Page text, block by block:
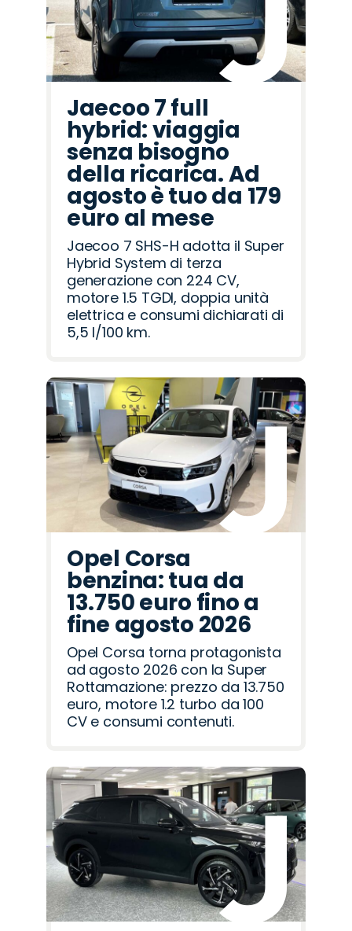
Jaecoo 7 full
hybrid: viaggia
senza bisogno
della ricarica. Ad
agosto è tuo da 179
euro al mese
Jaecoo 7 SHS-H adotta il Super
Hybrid System di terza
generazione con 224 CV,
motore 1.5 TGDI, doppia unità
elettrica e consumi dichiarati di
5,5 l/100 km.
Opel Corsa
benzina: tua da
13.750 euro fino a
fine agosto 2026
Opel Corsa torna protagonista
ad agosto 2026 con la Super
Rottamazione: prezzo da 13.750
euro, motore 1.2 turbo da 100
CV e consumi contenuti.